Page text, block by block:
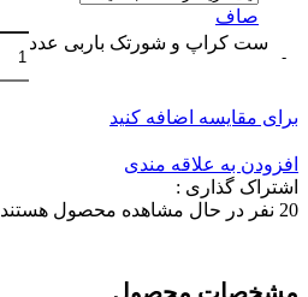
صاف
ست کراپ و شورتک باربی عدد
برای مقایسه اضافه کنید
افزودن به علاقه مندی
اشتراک گذاری :
20 نفر در حال مشاهده محصول هستند
مشخصات محصول